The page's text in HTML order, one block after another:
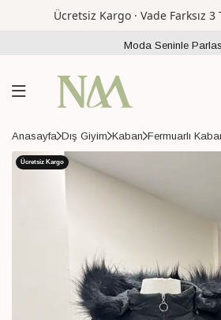
Ücretsiz Kargo · Vade Farksız
Moda Seninle
Anasayfa Dış Giyim Kaban Fermuarlı
Ücretsiz Kargo